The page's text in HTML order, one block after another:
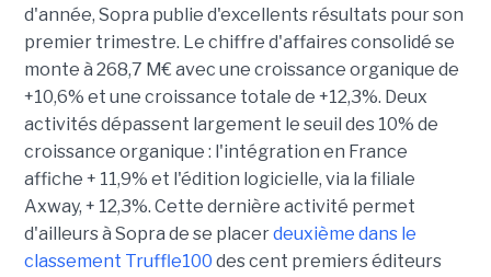
d'année, Sopra publie d'excellents résultats pour son
premier trimestre. Le chiffre d'affaires consolidé se
monte à 268,7 M€ avec une croissance organique de
+10,6% et une croissance totale de +12,3%. Deux
activités dépassent largement le seuil des 10% de
croissance organique : l'intégration en France
affiche + 11,9% et l'édition logicielle, via la filiale
Axway, + 12,3%. Cette dernière activité permet
d'ailleurs à Sopra de se placerdeuxième dans le
classement Truffle100 des cent premiers éditeurs